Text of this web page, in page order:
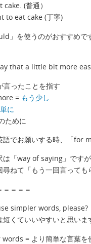
(普通）
to eat cake (丁寧)
」を使うのがおすすめで
that a little bit more
ったことを指す
= もう少し
に
ために
語でお願いする時、「for
は「way of saying」です
尋ねて「もう一回言っても
＝＝＝＝
simpler words, please?
くていいやすいと思いま
= より簡単な言葉を